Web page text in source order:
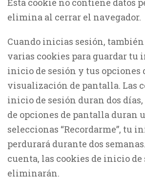
Esta cookie no contiene datos
elimina al cerrar el navegador.
Cuando inicias sesión,
varias cookies para guardar tu
inicio de sesión y tus opciones
visualización de pantalla. Las
inicio de sesión duran dos
de opciones de pantalla duran
seleccionas “Recordarme”, tu
perdurará durante dos
cuenta, las cookies de inicio de
eliminarán.